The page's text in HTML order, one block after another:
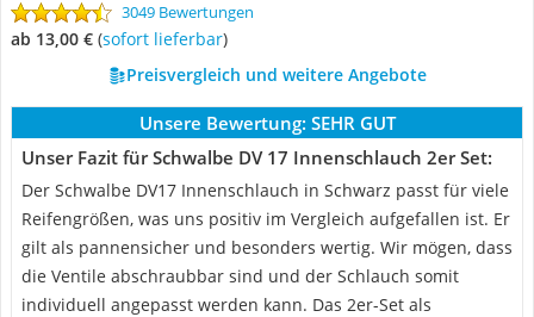
3049 Bewertungen
ab 13,00 € ( Sofort lieferbar)
Preisvergleich und weitere Angebote
Unsere Bewertung: SEHR GUT
Unser Fazit für Schwalbe DV 17 Innenschlauch 2er Set:
Der Schwalbe DV17 Innenschlauch in Schwarz passt für viele
Reifengrößen, was uns positiv im Vergleich aufgefallen ist. Er
gilt als pannensicher und besonders wertig. Wir mögen, dass
die Ventile abschraubbar sind und der Schlauch somit
individuell angepasst werden kann. Das 2er-Set als